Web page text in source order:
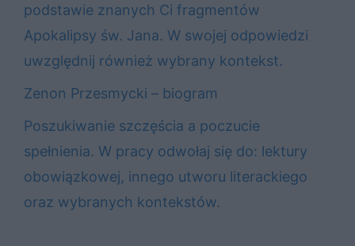
podstawie znanych Ci fragmentów
Apokalipsy św. Jana. W swojej odpowiedzi
uwzględnij również wybrany kontekst.
Zenon Przesmycki – biogram
Poszukiwanie szczęścia a poczucie
spełnienia. W pracy odwołaj się do: lektury
obowiązkowej, innego utworu literackiego
oraz wybranych kontekstów.